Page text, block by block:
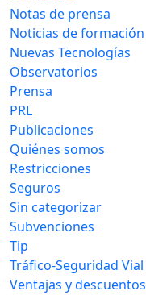
Notas de prensa
Noticias de formación
Nuevas Tecnologías
Observatorios
Prensa
PRL
Publicaciones
Quiénes somos
Restricciones
Seguros
Sin categorizar
Subvenciones
Tip
Tráfico-Seguridad Vial
Ventajas y descuentos